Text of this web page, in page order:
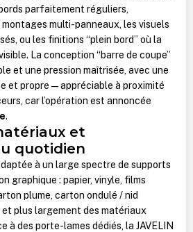
parfaitement réguliers,
multi-panneaux, les visuels
ou les finitions “plein bord” où la
La conception “barre de coupe”
et une pression maîtrisée, avec une
et propre — appréciable à proximité
car l’opération est annoncée
.
et
quotidien
à un large spectre de supports
graphique : papier, vinyle, films
plume, carton ondulé / nid
et plus largement des matériaux
à des porte-lames dédiés, la JAVELIN